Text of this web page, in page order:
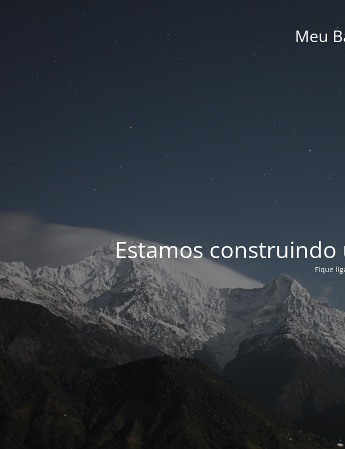
Meu
Estamos
Fique